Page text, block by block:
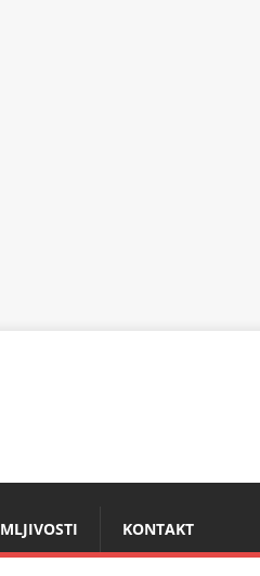
KONTAKT